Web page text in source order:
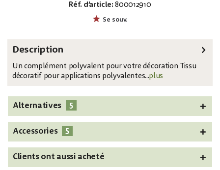
Réf. d’article: 800012910
Se souv.
Description
Un complément polyvalent pour votre décoration Tissu
décoratif pour applications polyvalentes...plus
Alternatives 5
Accessories 5
Clients ont aussi acheté